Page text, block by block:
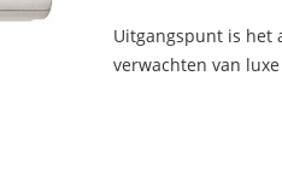
Uitgangspunt is het
verwachten van